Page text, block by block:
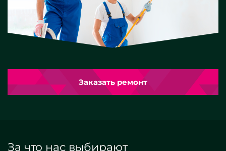
Заказать ремонт
За что нас выбирают